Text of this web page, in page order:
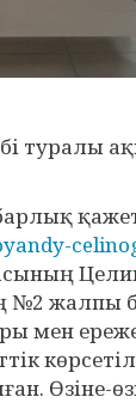
туралы
жалпы
мен
Өзіне-